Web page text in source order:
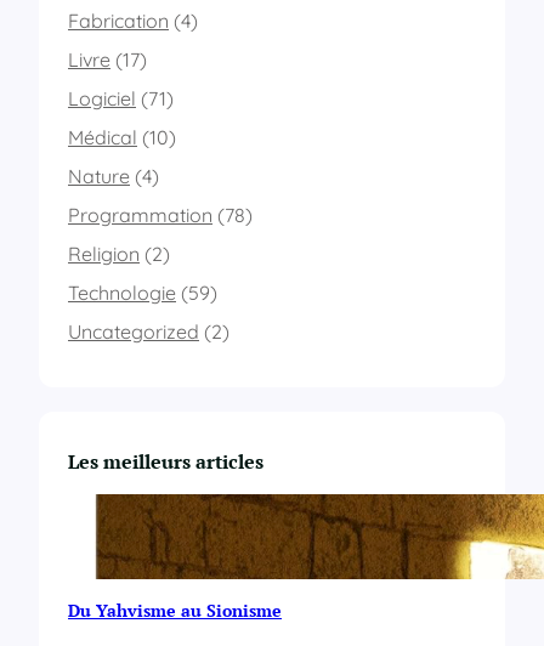
b
l
o
s
u
r
i
a
Fabrication (4)
Livre (17)
Logiciel (71)
Médical (10)
Nature (4)
Programmation (78)
Religion (2)
Technologie (59)
Uncategorized (2)
Les meilleurs articles
Du Yahvisme au Sionisme